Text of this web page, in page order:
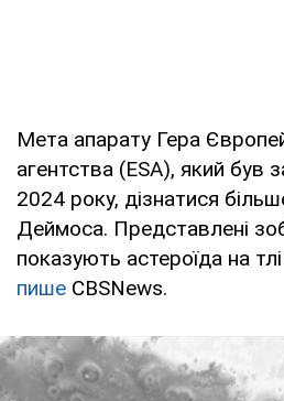
Мета апарату Гера
агентства (ESA), який був
2024 року, дізнатися
Деймоса. Представлені
показують астероїда на
пише CBSNews.